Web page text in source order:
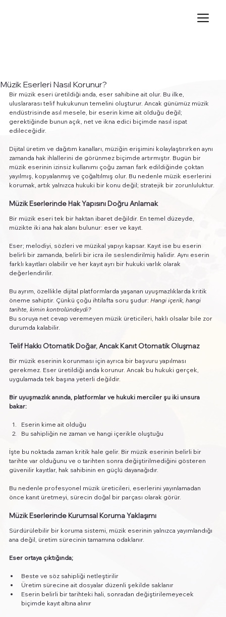
Müzik Eserleri Nasıl Korunur?
Bir müzik eseri üretildiği anda, eser sahibine ait olur. Bu ilke,
uluslararası telif hukukunun temelini oluşturur. Ancak günümüz müzik
endüstrisinde asıl mesele, bir eserin kime ait olduğu değil;
gerektiğinde bunun açık, net ve ikna edici biçimde nasıl ispat
edileceğidir.
Dijital üretim ve dağıtım kanalları, müziğin erişimini kolaylaştırırken aynı
zamanda hak ihlallerini de görünmez biçimde artırmıştır. Bugün bir
müzik eserinin izinsiz kullanımı çoğu zaman fark edildiğinde çoktan
yayılmış, kopyalanmış ve çoğaltılmış olur. Bu nedenle müzik eserlerini
korumak, artık yalnızca hukuki bir konu değil; stratejik bir zorunluluktur.
Müzik Eserlerinde Hak Yapısını Doğru Anlamak
Bir müzik eseri tek bir haktan ibaret değildir. En temel düzeyde,
müzikte iki ana hak alanı bulunur: eser ve kayıt.
Eser; melodiyi, sözleri ve müzikal yapıyı kapsar. Kayıt ise bu eserin
belirli bir zamanda, belirli bir icra ile seslendirilmiş halidir. Aynı eserin
farklı kayıtları olabilir ve her kayıt ayrı bir hukuki varlık olarak
değerlendirilir.
Bu ayrım, özellikle dijital platformlarda yaşanan uyuşmazlıklarda kritik
öneme sahiptir. Çünkü çoğu ihtilafta soru şudur: Hangi içerik, hangi
tarihte, kimin kontrolündeydi?
Bu soruya net cevap veremeyen müzik üreticileri, haklı olsalar bile zor
durumda kalabilir.
Telif Hakkı Otomatik Doğar, Ancak Kanıt Otomatik Oluşmaz
Bir müzik eserinin korunması için ayrıca bir başvuru yapılması
gerekmez. Eser üretildiği anda korunur. Ancak bu hukuki gerçek,
uygulamada tek başına yeterli değildir.
Bir uyuşmazlık anında, platformlar ve hukuki merciler şu iki unsura
bakar:
Eserin kime ait olduğu
Bu sahipliğin ne zaman ve hangi içerikle oluştuğu
İşte bu noktada zaman kritik hale gelir. Bir müzik eserinin belirli bir
tarihte var olduğunu ve o tarihten sonra değiştirilmediğini gösteren
güvenilir kayıtlar, hak sahibinin en güçlü dayanağıdır.
Bu nedenle profesyonel müzik üreticileri, eserlerini yayınlamadan
önce kanıt üretmeyi, sürecin doğal bir parçası olarak görür.
Müzik Eserlerinde Kurumsal Koruma Yaklaşımı
Sürdürülebilir bir koruma sistemi, müzik eserinin yalnızca yayımlandığı
ana değil, üretim sürecinin tamamına odaklanır.
Eser ortaya çıktığında;
Beste ve söz sahipliği netleştirilir
Üretim sürecine ait dosyalar düzenli şekilde saklanır
Eserin belirli bir tarihteki hali, sonradan değiştirilemeyecek
biçimde kayıt altına alınır